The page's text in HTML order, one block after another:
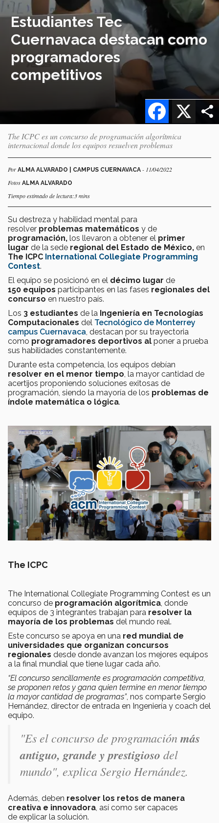
Estudiantes Tec
Cuernavaca destacan como
programadores
competitivos
X
Facebook
The ICPC es un concurso de programación algorítmica
internacional donde los equipos resuelven problemas
Por ALMA ALVARADO | CAMPUS CUERNAVACA - 11/04/2022
Fotos ALMA ALVARADO
Tiempo estimado de lectura:3 mins
Su destreza y habilidad mental para
resolver problemas matemáticos y de
programación, los llevaron a obtener el primer
lugar de la sede regional del Estado de México, en
The ICPC International Collegiate Programming
Contest.
El equipo se posicionó en el décimo lugar de
150 equipos participantes en las fases regionales del
concurso en nuestro país.
Los 3 estudiantes de la Ingeniería en Tecnologías
Computacionales del Tecnológico de Monterrey
campus Cuernavaca , destacan por su trayectoria
como programadores deportivos al poner a prueba
sus habilidades constantemente.
Durante esta competencia, los equipos debían
resolver en el menor tiempo , la mayor cantidad de
acertijos proponiendo soluciones exitosas de
programación, siendo la mayoría de los problemas de
índole matemática o lógica.
The ICPC
The International Collegiate Programming Contest es un
concurso de programación algorítmica , donde
equipos de 3 integrantes trabajan para resolver la
mayoría de los problemas del mundo real.
Este concurso se apoya en una red mundial de
universidades que organizan concursos
regionales desde donde avanzan los mejores equipos
a la final mundial que tiene lugar cada año.
“El concurso sencillamente es programación competitiva,
se proponen retos y gana quien termine en menor tiempo
la mayor cantidad de programas”, nos comparte Sergio
Hernández, director de entrada en Ingeniería y coach del
equipo.
"Es el concurso de programación más
antiguo, grande y prestigioso del
mundo", explica Sergio Hernández.
Además, deben resolver los retos de manera
creativa e innovadora , así como ser capaces
de explicar la solución.